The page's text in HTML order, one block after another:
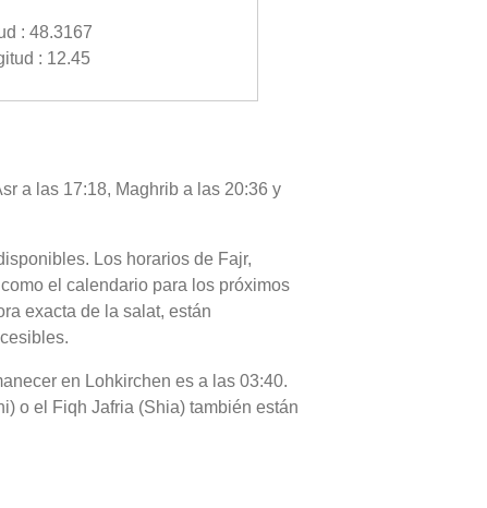
: 48.3167
: 12.45
a las 17:18, Maghrib a las 20:36 y
Los horarios de Fajr,
el calendario para los próximos
exacta de la salat, están
en Lohkirchen es a las 03:40.
o el Fiqh Jafria (Shia) también están